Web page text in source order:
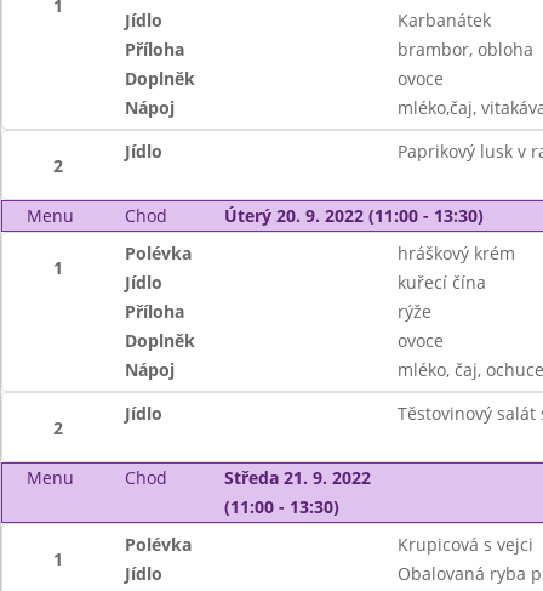
1
Jídlo
Karbanátek
Příloha
brambor, obloha
Doplněk
ovoce
Nápoj
mléko,čaj,
2
Jídlo Paprikový lusk v
Menu Chod Úterý 20. 9. 2022 (11:00 - 13:30)
1
Polévka
hráškový krém
Jídlo
kuřecí čína
Příloha
rýže
Doplněk
ovoce
Nápoj
mléko, čaj,
2
Jídlo Těstovinový salát
Menu Chod
Středa 21. 9. 2022
(11:00 - 13:30)
1
Polévka
Krupicová s vejci
Jídlo
Obalovaná ryba